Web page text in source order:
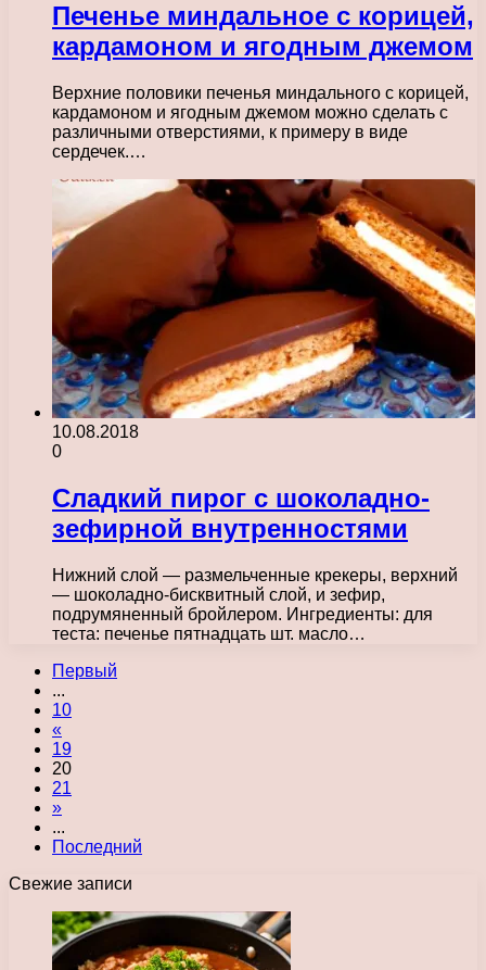
Печенье миндальное с корицей,
кардамоном и ягодным джемом
Верхние половики печенья миндального с корицей,
кардамоном и ягодным джемом можно сделать с
различными отверстиями, к примеру в виде
сердечек.…
10.08.2018
0
Сладкий пирог с шоколадно-
зефирной внутренностями
Нижний слой — размельченные крекеры, верхний
— шоколадно-бисквитный слой, и зефир,
подрумяненный бройлером. Ингредиенты: для
теста: печенье пятнадцать шт. масло…
Первый
...
10
«
19
20
21
»
...
Последний
Свежие записи